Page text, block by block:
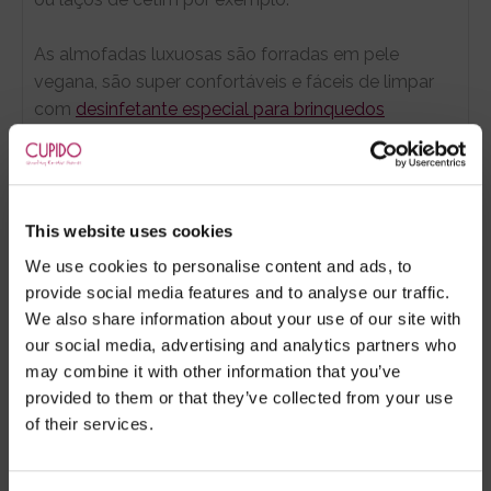
This website uses cookies
We use cookies to personalise content and ads, to
provide social media features and to analyse our traffic.
We also share information about your use of our site with
our social media, advertising and analytics partners who
may combine it with other information that you’ve
provided to them or that they’ve collected from your use
of their services.
As almofadas luxuosas são forradas em pele
vegana, são super confortáveis e fáceis de limpar
com desinfetante especial para brinquedos
Obriga o teu submisso a ficar em pé virado de
Utilizechicotes,pinças,mordaças ,cordas edildos
gigantes. Explore brinquedos deeletro-estimulação
até o sub desfalecer de tanto prazer!
Vista-se a rigor e proporcione momentos de prazer
e mistério que jamais serão esquecidos!